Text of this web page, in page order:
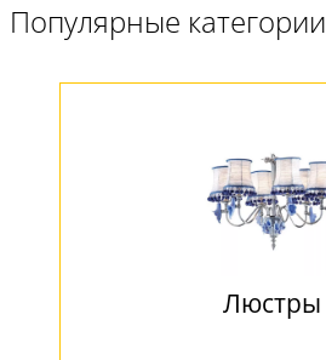
Популярные категории
Люстры